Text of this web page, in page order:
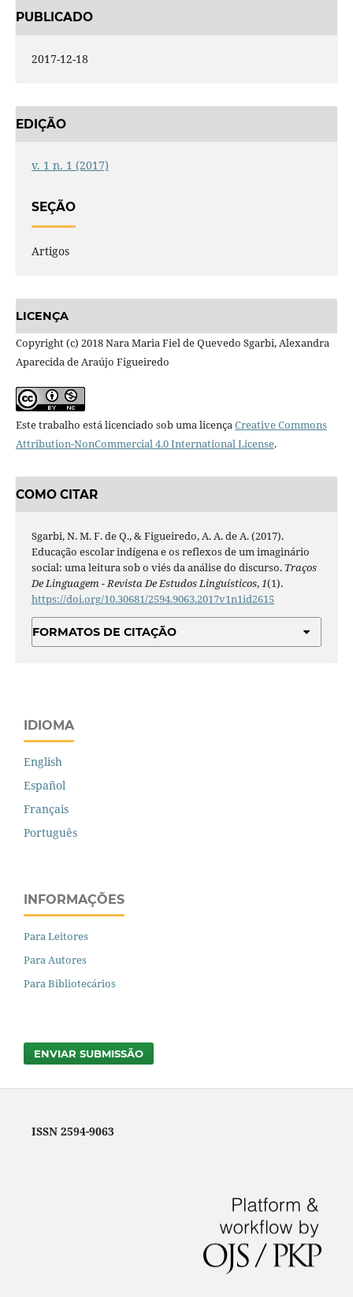
PUBLICADO
2017-12-18
EDIÇÃO
v. 1 n. 1 (2017)
SEÇÃO
Artigos
LICENÇA
Copyright (c) 2018 Nara Maria Fiel de Quevedo Sgarbi, Alexandra
Aparecida de Araújo Figueiredo
Este trabalho está licenciado sob uma licençaCreative Commons
Attribution-NonCommercial 4.0 International License.
COMO CITAR
Sgarbi, N. M. F. de Q., & Figueiredo, A. A. de A. (2017).
Educação escolar indígena e os reflexos de um imaginário
social: uma leitura sob o viés da análise do discurso. Traços
De Linguagem - Revista De Estudos Linguísticos,1(1).
https://doi.org/10.30681/2594.9063.2017v1n1id2615
FORMATOS DE CITAÇÃO
IDIOMA
English
Español
Français
Português
INFORMAÇÕES
Para Leitores
Para Autores
Para Bibliotecários
ENVIAR SUBMISSÃO
ISSN 2594-9063